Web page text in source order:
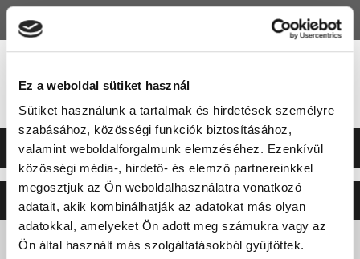
Ez a weboldal sütiket használ
Sütiket használunk a tartalmak és hirdetések személyre
szabásához, közösségi funkciók biztosításához,
valamint weboldalforgalmunk elemzéséhez. Ezenkívül
közösségi média-, hirdető- és elemző partnereinkkel
megosztjuk az Ön weboldalhasználatra vonatkozó
adatait, akik kombinálhatják az adatokat más olyan
adatokkal, amelyeket Ön adott meg számukra vagy az
Ön által használt más szolgáltatásokból gyűjtöttek.
©2026 ERSTE LIGA